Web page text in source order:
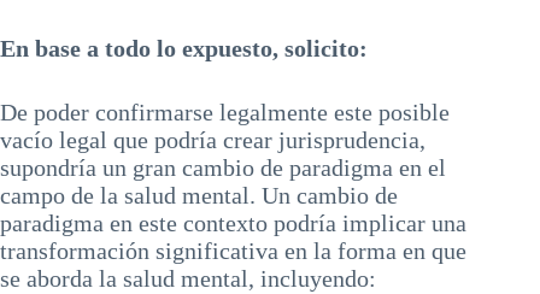
En base a todo lo expuesto, solicito:
De poder confirmarse legalmente este posible
vacío legal que podría crear jurisprudencia,
supondría un gran cambio de paradigma en el
campo de la salud mental. Un cambio de
paradigma en este contexto podría implicar una
transformación significativa en la forma en que
se aborda la salud mental, incluyendo: